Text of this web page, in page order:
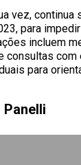
vez,
para
incluem
consultas
para
Panelli